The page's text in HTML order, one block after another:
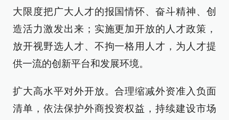
大限度把广大人才的报国情怀、奋斗精神、创
造活力激发出来；实施更加开放的人才政策，
放开视野选人才、不拘一格用人才，为人才提
供一流的创新平台和发展环境。
扩大高水平对外开放。合理缩减外资准入负面
清单，依法保护外商投资权益，持续建设市场